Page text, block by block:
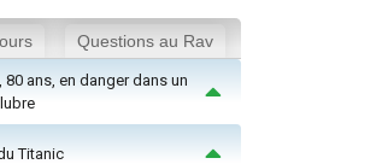
Questions au Rav
80 ans, en danger dans un
Titanic